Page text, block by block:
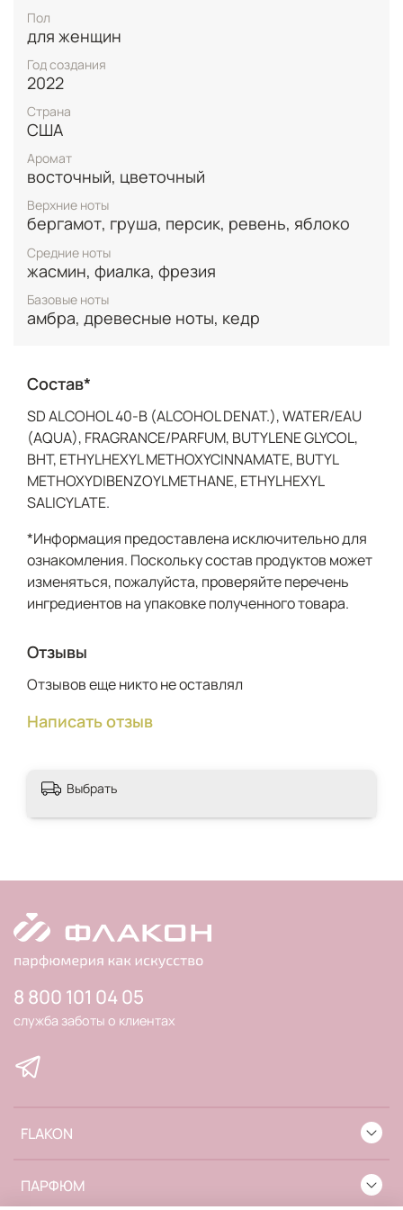
оттенком и рельефным логотипом, идеально
передаёт дух беззаботной дружбы и единения с
природой, где каждая деталь говорит о смелости и
женственности.
Пол
для женщин
Год создания
2022
Страна
США
Аромат
восточный, цветочный
Верхние ноты
бергамот, груша, персик, ревень, яблоко
Средние ноты
жасмин, фиалка, фрезия
Базовые ноты
амбра, древесные ноты, кедр
Состав*
SD ALCOHOL 40-B (ALCOHOL DENAT.), WATER/EAU
(AQUA), FRAGRANCE/PARFUM, BUTYLENE GLYCOL,
BHT, ETHYLHEXYL METHOXYCINNAMATE, BUTYL
METHOXYDIBENZOYLMETHANE, ETHYLHEXYL
SALICYLATE.
*Информация предоставлена исключительно для
ознакомления. Поскольку состав продуктов может
изменяться, пожалуйста, проверяйте перечень
ингредиентов на упаковке полученного товара.
Отзывы
Отзывов еще никто не оставлял
Написать отзыв
Выбрать
FLAKON
ПАРФЮМ
8 800 101 04 05
служба заботы о клиентах